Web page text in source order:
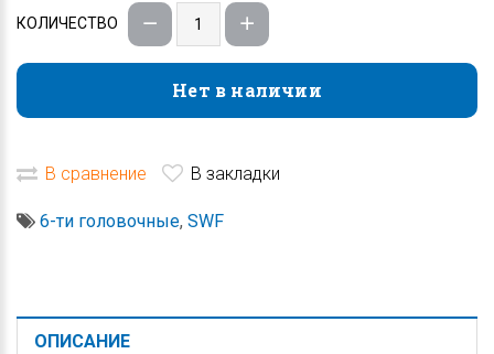
КОЛИЧЕСТВО
Нет в наличии
Нет в наличии
В сравнение В закладки
6-ти головочные, SWF
ОПИСАНИЕ